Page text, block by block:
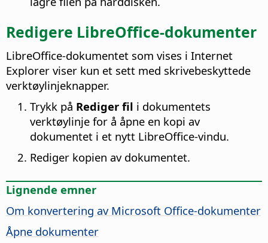
Redigere LibreOffice-dokumenter
LibreOffice-dokumentet som vises i Internet
Explorer viser kun et sett med skrivebeskyttede
verktøylinjeknapper.
Trykk på Rediger fil i dokumentets
verktøylinje for å åpne en kopi av
dokumentet i et nytt LibreOffice-vindu.
Rediger kopien av dokumentet.
Lignende emner
Om konvertering av Microsoft Office-dokumenter
Åpne dokumenter